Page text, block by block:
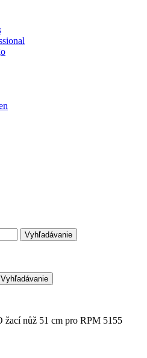
Vyhľadávanie
Vyhľadávanie
žací nůž 51 cm pro RPM 5155